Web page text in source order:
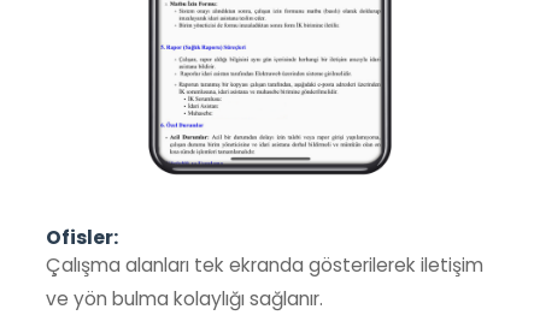
Ofisler:
Çalışma alanları tek ekranda gösterilerek iletişim
ve yön bulma kolaylığı sağlanır.